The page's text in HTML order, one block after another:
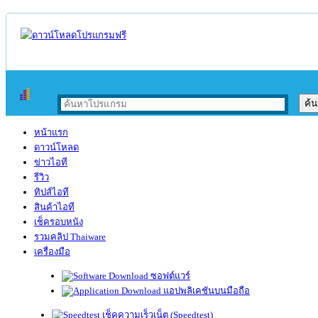
หน้าแรก
ดาวน์โหลด
ข่าวไอที
รีวิว
ทิปส์ไอที
สินค้าไอที
เช็ครอบหนัง
รวมคลิป Thaiware
เครื่องมือ
ซอฟต์แวร์
แอปพลิเคชันบนมือถือ
เช็คความเร็วเน็ต (Speedtest)